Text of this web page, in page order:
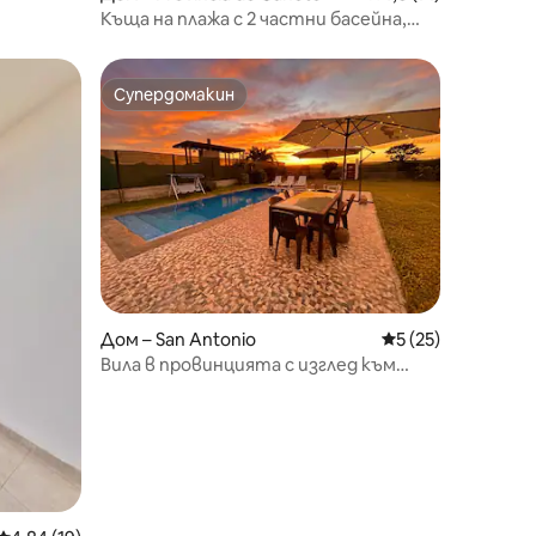
Къща на плажа с 2 частни басейна,
Супердомакин
Супердомакин
Дом – San Antonio Средна оценка:
5 (25)
Вила в провинцията с изглед към